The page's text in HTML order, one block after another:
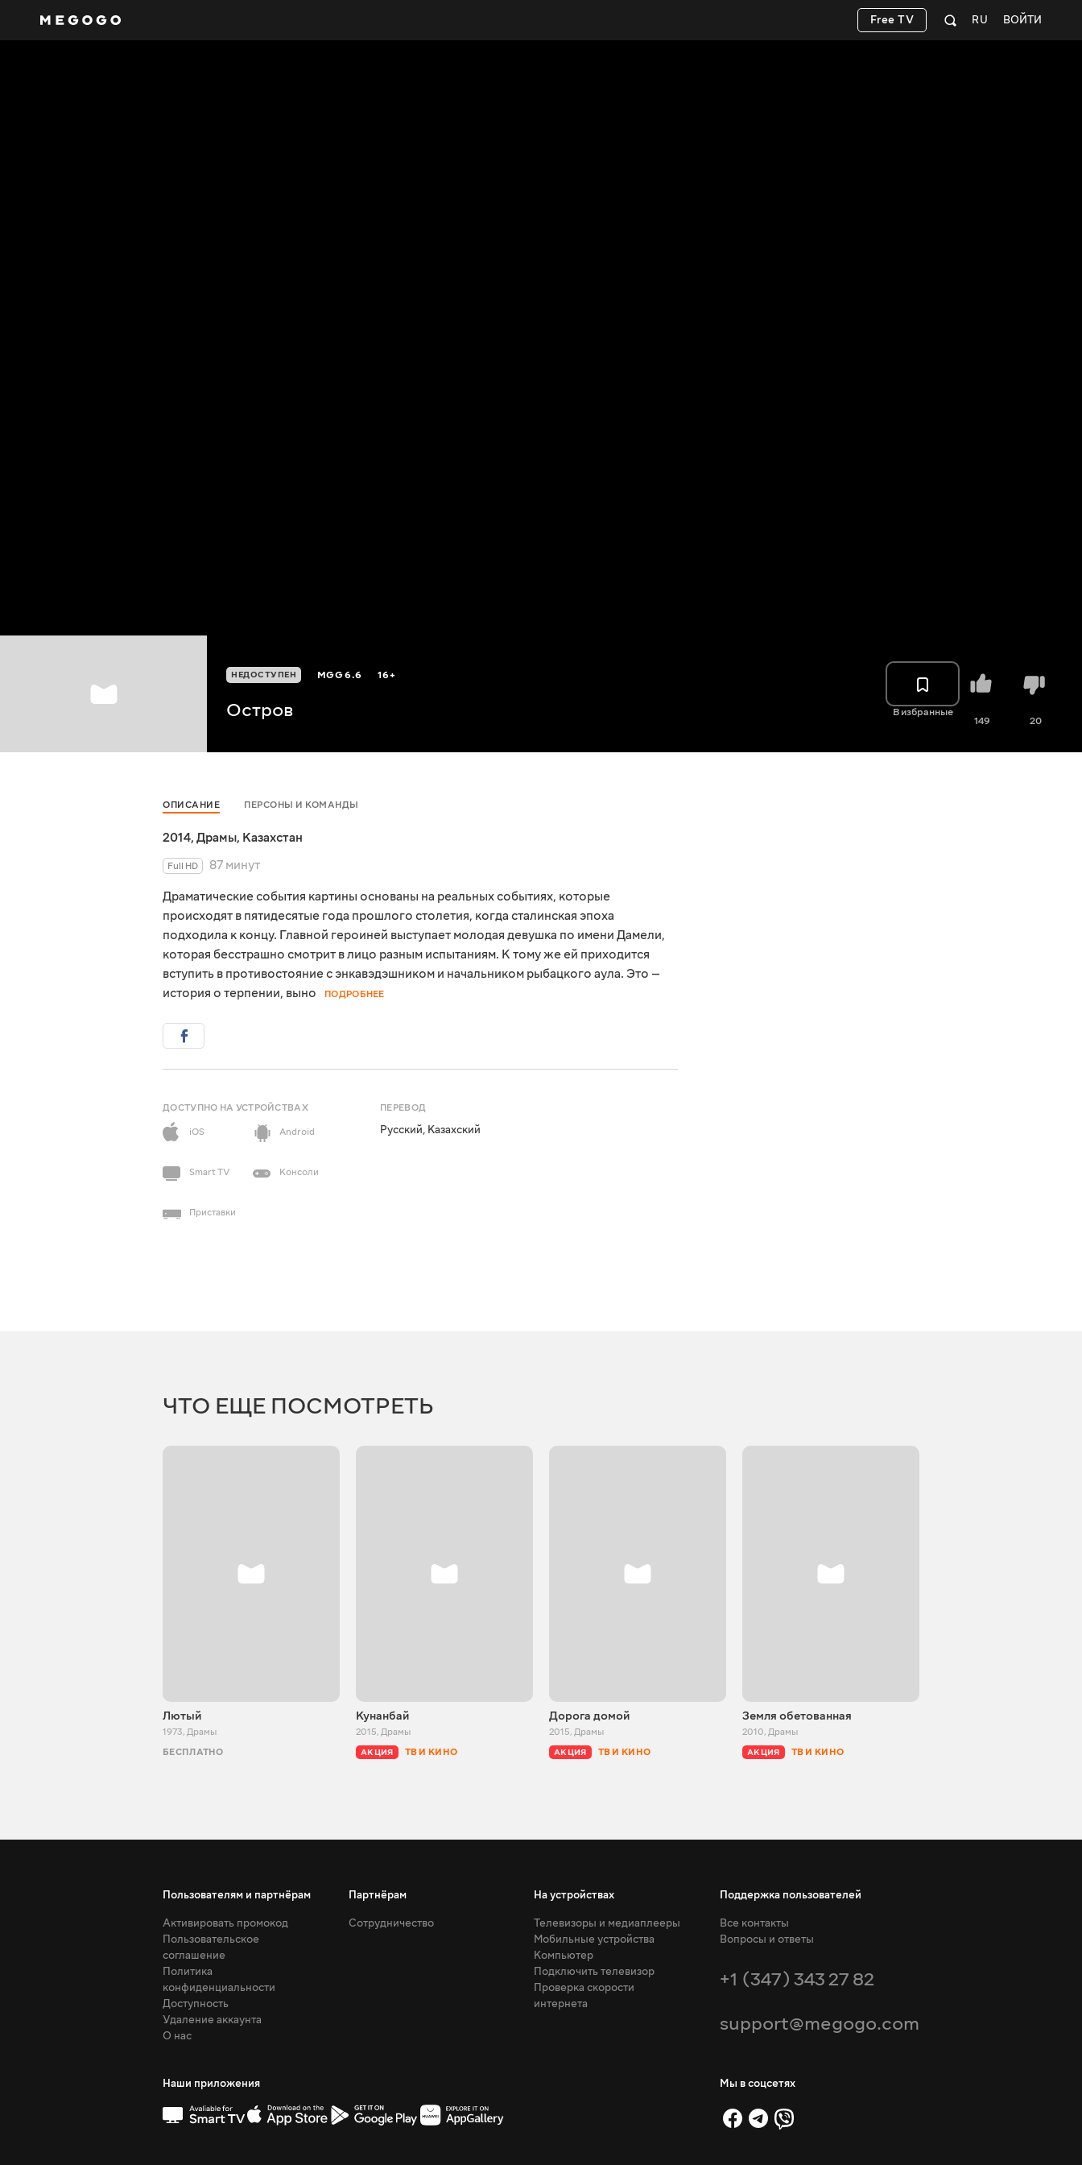
ВОЙТИ
RU
Free TV
НЕДОСТУПЕН MGG6.6 16+
Остров В избранные
149 20
ОПИСАНИЕ ПЕРСОНЫ И КОМАНДЫ
2014, Драмы, Казахстан
Full HD
87 минут
Драматические события картины основаны на реальных событиях, которые
происходят в пятидесятые года прошлого столетия, когда сталинская эпоха
подходила к концу. Главной героиней выступает молодая девушка по имени Дамели,
которая бесстрашно смотрит в лицо разным испытаниям. К тому же ей приходится
вступить в противостояние с энкавэдэшником и начальником рыбацкого аула. Это —
история о терпении, выно
ПОДРОБНЕЕ
ДОСТУПНО НА УСТРОЙСТВАХ
iOS
Android
Smart TV Консоли
Приставки
ПЕРЕВОД
Русский, Казахский
ЧТО ЕЩЕ ПОСМОТРЕТЬ
Лютый
1973, Драмы
БЕСПЛАТНО
Кунанбай
2015, Драмы
АКЦИЯ ТВ И КИНО
Дорога домой
2015, Драмы
АКЦИЯ ТВ И КИНО
Земля обетованная
2010, Драмы
АКЦИЯ ТВ И КИНО
Пользователям и партнёрам
Активировать промокод
Пользовательское
соглашение
Политика
конфиденциальности
Доступность
Удаление аккаунта
О нас
Партнёрам
Сотрудничество
На устройствах
Телевизоры и медиаплееры
Мобильные устройства
Компьютер
Подключить телевизор
Проверка скорости
интернета
Поддержка пользователей
Все контакты
Вопросы и ответы
+1 (347) 343 27 82
support@megogo.com
Наши приложения Мы в соцсетях